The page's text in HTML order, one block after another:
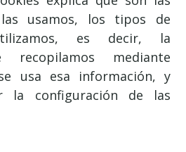
usamos, los tipos de
es decir, la
recopilamos mediante
usa esa información, y
la configuración de las